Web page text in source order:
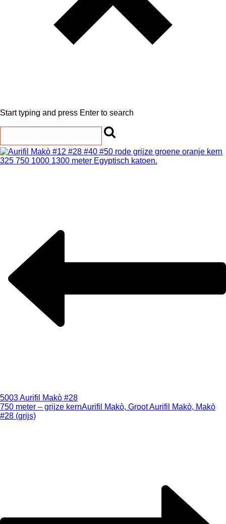
Start typing and press Enter to search
5003 Aurifil Makò #28
750 meter – grijze kernAurifil Makò, Groot Aurifil Makò, Makò
#28 (grijs)